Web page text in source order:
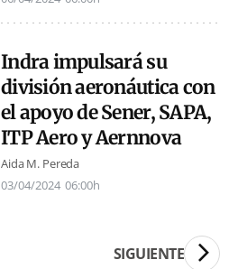
Indra impulsará su
división aeronáutica con
el apoyo de Sener, SAPA,
ITP Aero y Aernnova
Aida M. Pereda
03/04/2024 06:00h
SIGUIENTE